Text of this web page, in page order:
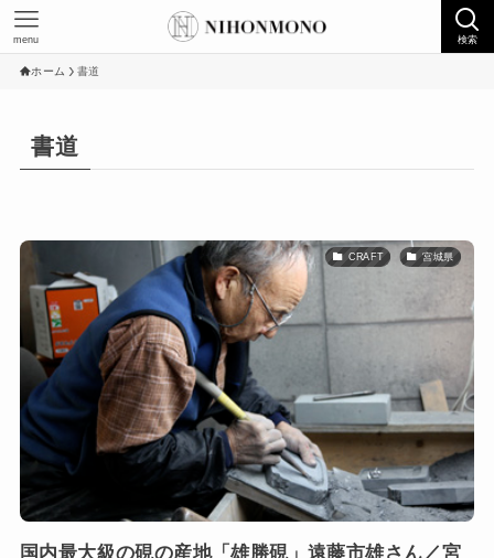
検索
menu
ホーム 書道
書道
CRAFT 宮城県
国内最大級の硯の産地「雄勝硯」遠藤市雄さん／宮